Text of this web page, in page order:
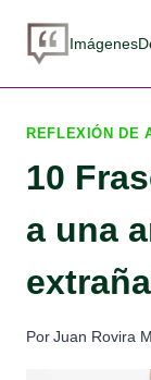
REFLEXIÓN DE
10
a una
PorJuan Rovira